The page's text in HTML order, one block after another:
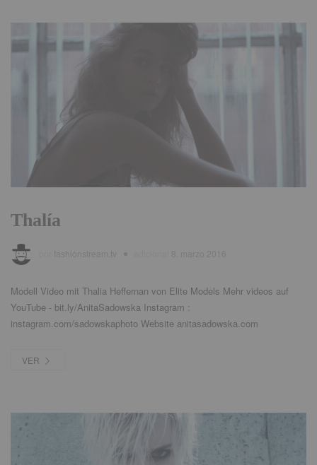
Thalía
Modell Video mit Thalia Heffernan von Elite Models Mehr videos auf
YouTube - bit.ly/AnitaSadowska Instagram :
instagram.com/sadowskaphoto Website anitasadowska.com
VER